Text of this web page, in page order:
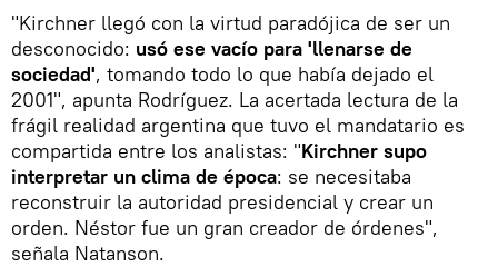
"Kirchner llegó con la virtud paradójica de ser un
desconocido: usó ese vacío para 'llenarse de
sociedad', tomando todo lo que había dejado el
2001", apunta Rodríguez. La acertada lectura de la
frágil realidad argentina que tuvo el mandatario es
compartida entre los analistas: "Kirchner supo
interpretar un clima de época: se necesitaba
reconstruir la autoridad presidencial y crear un
orden. Néstor fue un gran creador de órdenes",
señala Natanson.